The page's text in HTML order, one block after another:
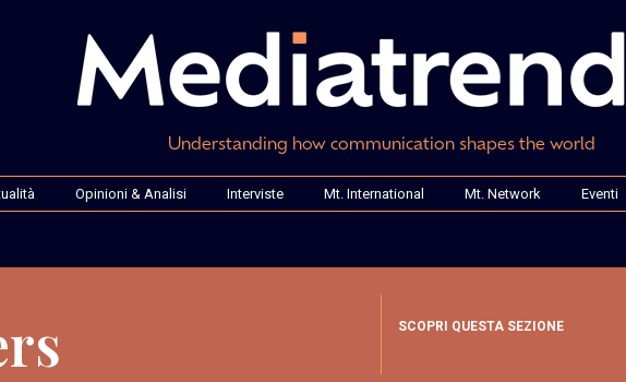
Understanding how communication shapes the world
Opinioni & Analisi Interviste Mt. International Mt. Network Eventi
SCOPRI QUESTA SEZIONE